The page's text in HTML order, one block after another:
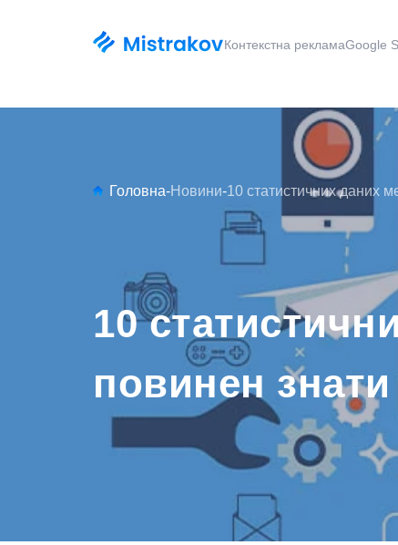
Контекстна рекламаGoogle
Головна-Новини-10 статистичних даних
10
повинен